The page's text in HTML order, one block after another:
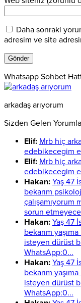
Daha sonraki
adresim ve site
Whatsapp Sohbet
arkadaş arıyorum
Sizden Gelen
Elif: Mrb hiç
edebikecegim
Elif: Mrb hiç
edebikecegim
Hakan: Yaş 47
bekarım
sorun
Hakan: Yaş 47
bekarım
isteyen dürüst
WhatsApp:0...
Hakan: Yaş 47
bekarım
isteyen dürüst
WhatsApp:0...